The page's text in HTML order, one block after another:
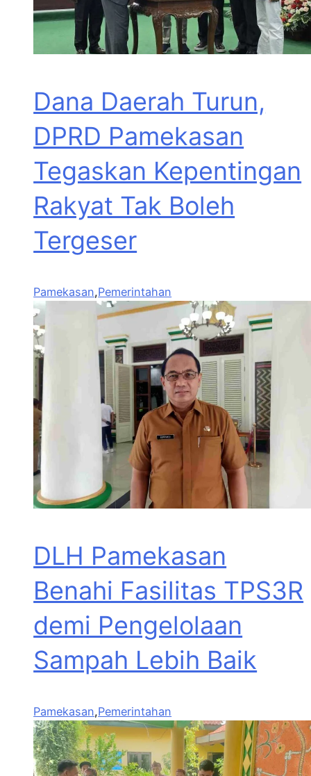
Dana Daerah Turun,
DPRD Pamekasan
Tegaskan Kepentingan
Rakyat Tak Boleh
Tergeser
Pamekasan,Pemerintahan
DLH Pamekasan
Benahi Fasilitas TPS3R
demi Pengelolaan
Sampah Lebih Baik
Pamekasan,Pemerintahan